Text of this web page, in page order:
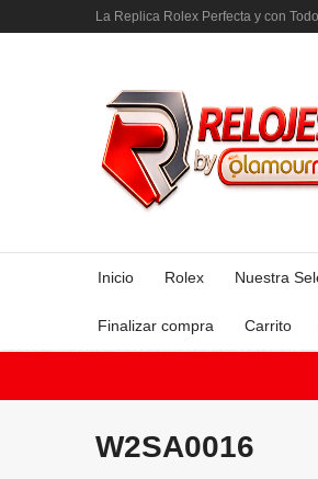
La Replica Rolex Perfecta y con
Inicio Rolex Nuestra
Finalizar compra Carrito
W2SA0016